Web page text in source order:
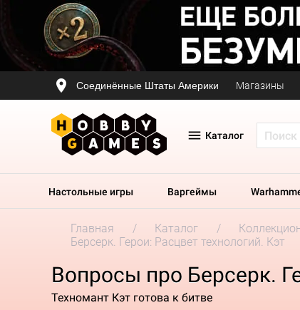
Соединённые Штаты Америки Магазины
Каталог
Настольные игры Варгеймы
Главная Каталог
Берсерк. Герои: Расцвет технологий. Кэт
Вопросы про Берсерк.
Техномант Кэт готова к битве